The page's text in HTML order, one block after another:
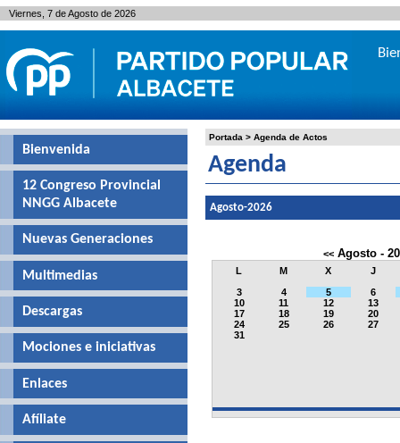
Portada > Agenda de Actos
Agenda
Agosto-2026
<< Agosto -
L M X
J
3
4 5
6
10
11 12
13
17
18 19
20
24
25 26
27
31
Bienvenida
12 Congreso Provincial
NNGG Albacete
Nuevas Generaciones
Multimedias
Descargas
Mociones e iniciativas
Enlaces
Afíliate
Viernes, 7 de Agosto de 2026